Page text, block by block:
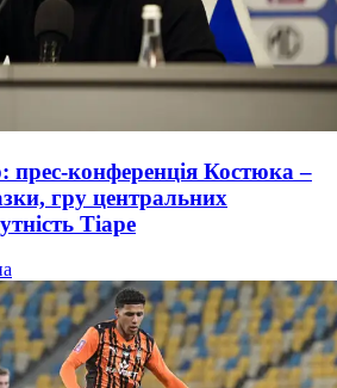
конференція Костюка –
гру центральних
Тіаре